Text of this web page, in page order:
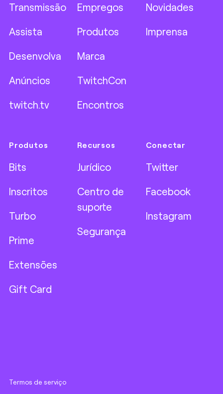
Transmissão
Assista
Desenvolva
Anúncios
twitch.tv
Empregos
Produtos
Marca
TwitchCon
Encontros
Novidades
Imprensa
Produtos
Bits
Inscritos
Turbo
Prime
Extensões
Gift Card
Recursos
Jurídico
Centro de
suporte
Segurança
Conectar
Twitter
Facebook
Instagram
Termos de serviço